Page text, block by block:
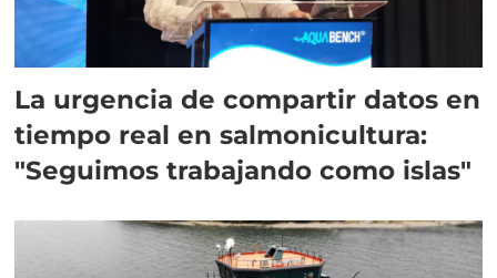
La urgencia de compartir datos en
tiempo real en salmonicultura:
"Seguimos trabajando como islas"